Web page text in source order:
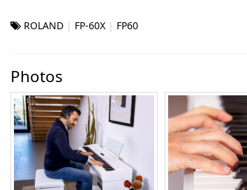
ROLAND FP-60X FP60
Photos